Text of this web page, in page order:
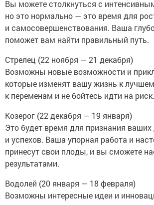
Вы можете столкнуться с
но это нормально — это время для
и самосовершенствования. Ваша
поможет вам найти правильный путь.
Стрелец (22 ноября — 21 декабря)
Возможны новые возможности и
которые изменят вашу жизнь к
к переменам и не бойтесь идти на риск.
Козерог (22 декабря — 19 января)
Это будет время для признания
и успехов. Ваша упорная работа и
принесут свои плоды, и вы сможете
результатами.
Водолей (20 января — 18 февраля)
Возможны интересные идеи и